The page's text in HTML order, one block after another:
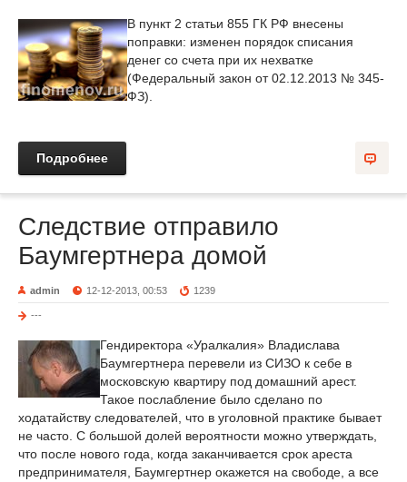
В пункт 2 статьи 855 ГК РФ внесены
поправки: изменен порядок списания
денег со счета при их нехватке
(Федеральный закон от 02.12.2013 № 345-
ФЗ).
Подробнее
Следствие отправило
Баумгертнера домой
admin 12-12-2013, 00:53 1239
---
Гендиректора «Уралкалия» Владислава
Баумгертнера перевели из СИЗО к себе в
московскую квартиру под домашний арест.
Такое послабление было сделано по
ходатайству следователей, что в уголовной практике бывает
не часто. С большой долей вероятности можно утверждать,
что после нового года, когда заканчивается срок ареста
предпринимателя, Баумгертнер окажется на свободе, а все